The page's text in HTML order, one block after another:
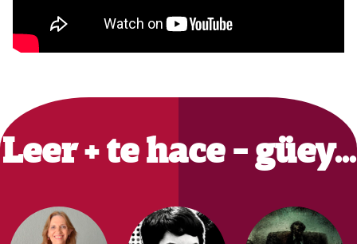
Primary
Sidebar
Leer + te hace - güey…